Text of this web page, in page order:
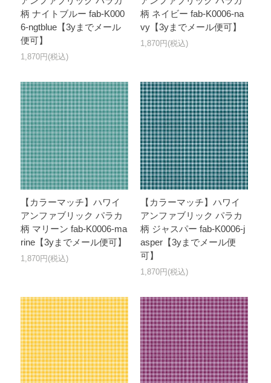
柄 ナイトブルー fab-K000
6-ngtblue【3yまでメール
便可】
1,870円(税込)
柄 ネイビー fab-K0006-na
vy【3yまでメール便可】
1,870円(税込)
【カラーマッチ】ハワイ
アンファブリック パラカ
柄 マリーン fab-K0006-ma
rine【3yまでメール便可】
1,870円(税込)
【カラーマッチ】ハワイ
アンファブリック パラカ
柄 ジャスパー fab-K0006-j
asper【3yまでメール便
可】
1,870円(税込)